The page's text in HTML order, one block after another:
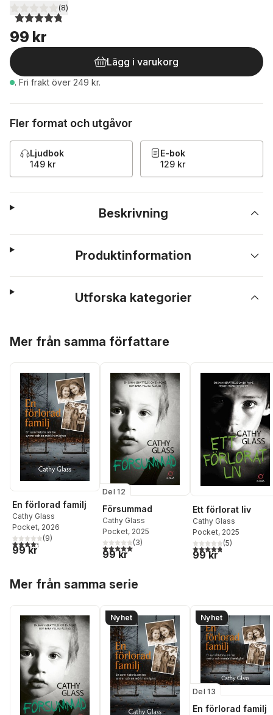
4,8utav 5 stjärnor. Totalt antal röster:
(8)
99 kr
Lägg i varukorg
. Fri frakt över 249 kr.
Fler format och utgåvor
Ljudbok
149 kr
E-bok
129 kr
Beskrivning
Produktinformation
Utforska kategorier
Mer från samma författare
En förlorad familj
Cathy Glass
Pocket, 2026
4,3utav 5 stjärnor. Totalt antal röster:
(9)
99 kr
Del 12
Försummad
Cathy Glass
Pocket, 2025
5,0utav 5 stjärnor. Totalt antal röster:
(3)
99 kr
Ett förlorat liv
Cathy Glass
Pocket, 2025
4,8utav 5 stjärnor.
(5)
99 kr
Mer från samma serie
Nyhet Nyhet
Del 13
En förlorad familj